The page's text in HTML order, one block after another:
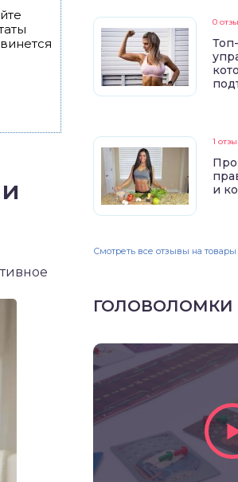
0
1
и
Смотреть все отзывы на товары
ГОЛОВОЛОМКИ